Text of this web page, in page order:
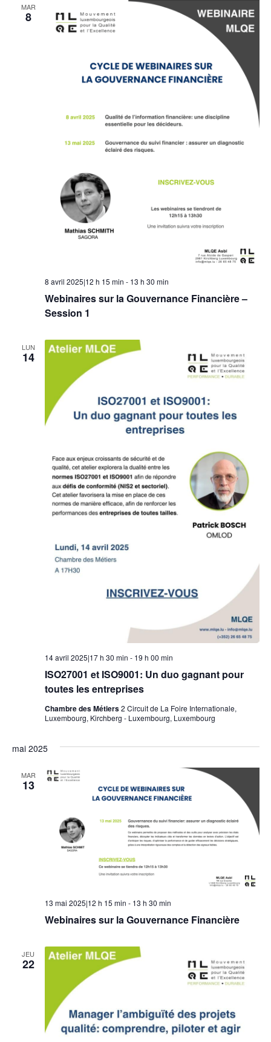
MAR
8
Webinaires sur la Gouvernance Financière –
Session 1
8 avril 2025|12 h 15 min - 13 h 30 min
LUN
14
ISO27001 et ISO9001: Un duo gagnant pour
toutes les entreprises
14 avril 2025|17 h 30 min - 19 h 00 min
Chambre des Métiers2 Circuit de La Foire Internationale,
Luxembourg, Kirchberg - Luxembourg, Luxembourg
mai 2025
MAR
13
Webinaires sur la Gouvernance Financière
13 mai 2025|12 h 15 min - 13 h 30 min
JEU
22